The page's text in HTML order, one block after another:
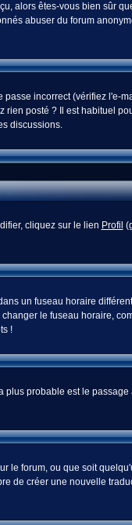
alors êtes-vous bien sûr
abuser du forum
incorrect (vérifiez
posté ? Il est habituel
discussions.
cliquez sur le lien Profil
un fuseau horaire
le fuseau horaire,
!
probable est le
forum, ou que soit
de créer une nouvelle